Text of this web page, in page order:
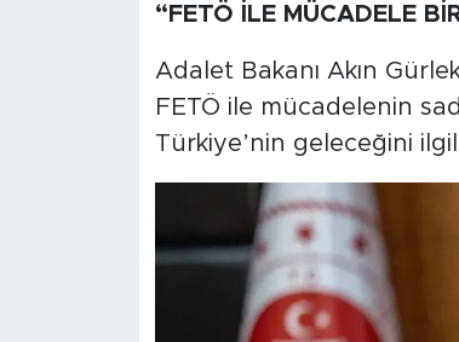
“FETÖ İLE MÜCADELE
Adalet Bakanı Akın
FETÖ ile mücadelenin
Türkiye’nin geleceğini